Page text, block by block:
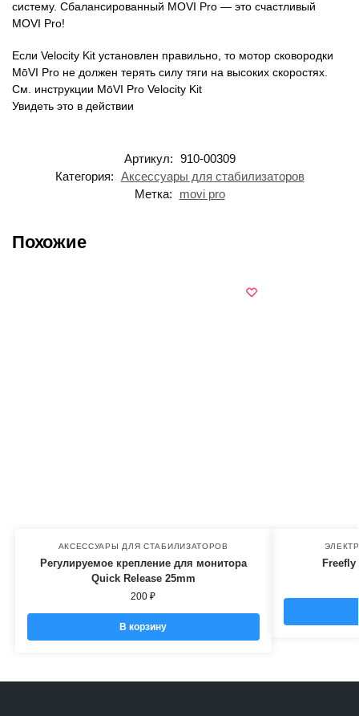
систему. Сбалансированный MOVI Pro — это счастливый
MOVI Pro!
Если Velocity Kit установлен правильно, то мотор сковородки
MōVI Pro не должен терять силу тяги на высоких скоростях.
См. инструкции MōVI Pro Velocity Kit
Увидеть это в действии
Артикул: 910-00309
Категория: Аксессуары для стабилизаторов
Метка:
movi pro
Похожие
АКСЕССУАРЫ ДЛЯ СТАБИЛИЗАТОРОВ
Регулируемое крепление для монитора
Quick Release 25mm
200₽
В корзину
Freefly